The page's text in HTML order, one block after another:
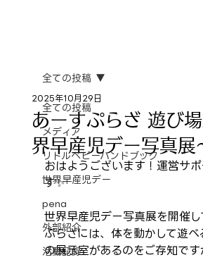
全ての投稿
メディア
リトルベビーハンドブック
世界早産児デー
pena
外部紹介
活動記録
全ての投稿
あーすぷらざ 遊び
界早産児デー写真展
2025年10月29日
おはようございます！運営サ
す✨️
世界早産児デー写真展を開催
ぷらざには、体を動かして遊
の展示室があるのをご存知です